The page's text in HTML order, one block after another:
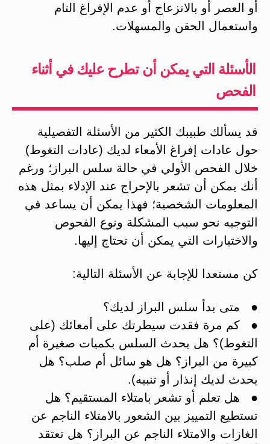
أو العصر أو بالانزعاج أو عدم الإفراغ التام
واستعمال الحقن والمسهلات.
الأسئلة التي يمكن أن تطرح عليك في أثناء
الفحص
قد يسألك طبيبك الكثير من الأسئلة التفصيلية
حول عادات إفراغ الأمعاء لديك (عادات التغوط)
خلال الفحص الأولي في حالة سلس البراز؛ ورغم
أنك يمكن أن تشعر بالإحراج عند الإدلاء بمثل هذه
المعلومات الشخصية؛ فهذا يمكن أن يساعد في
التوجيه نحو سبب المشكلة ونوع الفحوص
والاختبارات التي يمكن أن تحتاج إليها.
كن مستعدا للإجابة عن الأسئلة التالية:
● متى بدأ سلس البراز لديك؟
● كم مرة فقدت سيطرتك على أمعائك (على
التغوط)؟ هل يحدث السلس بكميات صغيرة أم
كبيرة من البراز؟ هل هو سائل أم صلب؟ هل
يحدث لديك إنذار أو تنبيه).
● هل تعلم أو تشعر بامتلاء المستقيم؟ هل
تستطيع التمييز بين الشعور بالامتلاء الناجم عن
الغازات والامتلاء الناجم عن البراز؟ هل تعتقد